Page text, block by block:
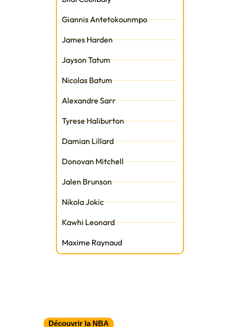
Giannis Antetokounmpo
James Harden
Jayson Tatum
Nicolas Batum
Alexandre Sarr
Tyrese Haliburton
Damian Lillard
Donovan Mitchell
Jalen Brunson
Nikola Jokic
Kawhi Leonard
Maxime Raynaud
Découvrir la NBA